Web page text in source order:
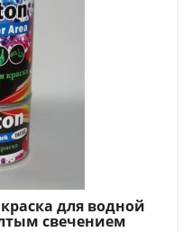
для водной
свечением